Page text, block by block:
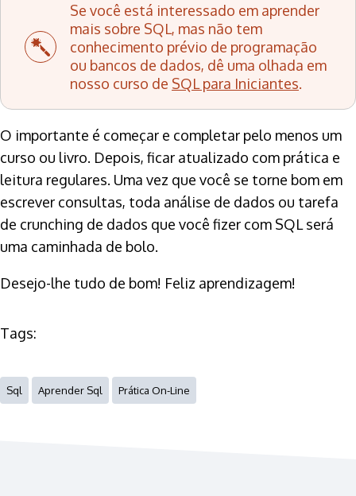
Se você está interessado em aprender
mais sobre SQL, mas não tem
conhecimento prévio de programação
ou bancos de dados, dê uma olhada em
nosso curso de SQL para Iniciantes.
O importante é começar e completar pelo menos um
curso ou livro. Depois, ficar atualizado com prática e
leitura regulares. Uma vez que você se torne bom em
escrever consultas, toda análise de dados ou tarefa
de crunching de dados que você fizer com SQL será
uma caminhada de bolo.
Desejo-lhe tudo de bom! Feliz aprendizagem!
Tags:
Sql Aprender Sql Prática On-Line